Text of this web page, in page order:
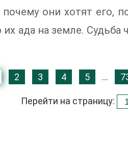
они хотят его,
ада на земле. Судьба
2 3 4 5 ...
Перейти на страницу: